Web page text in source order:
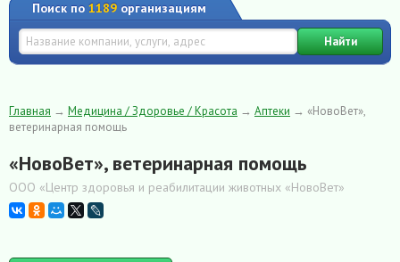
Поиск по 1189 организациям
Найти
Главная → Медицина / Здоровье / Красота → Аптеки → «НовоВет»,
ветеринарная помощь
«НовоВет», ветеринарная помощь
ООО «Центр здоровья и реабилитации животных «НовоВет»